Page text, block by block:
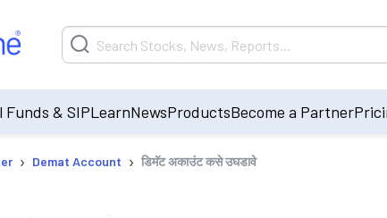
Funds & SIPLearnNewsProductsBecome a Partner
› Demat Account › डिमॅट अकाउंट कसे उघडावे